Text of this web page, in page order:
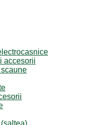
accesorii